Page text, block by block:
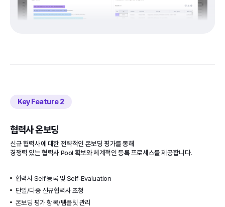
Key Feature
협력사 온보딩
신규 협력사에 대한 전략적인 온보딩 평가를 통해
경쟁력 있는 협력사 Pool 확보와 체계적인 등록 프로세스를 제공합니다.
협력사 Self 등록 및 Self-Evaluation
단일/다중 신규협력사 초청
온보딩 평가 항목/템플릿 관리